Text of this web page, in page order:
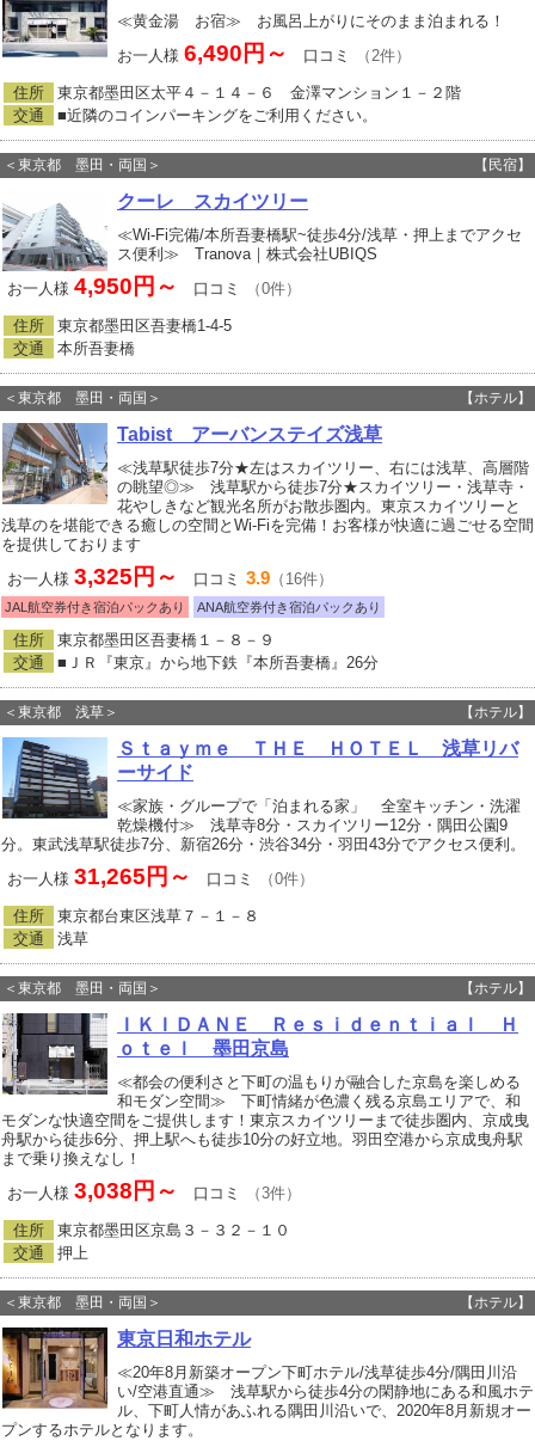
≪黄金湯 お宿≫ お風呂上がりにそのまま泊まれる！
お一人様 6,490円～ 口コミ （2件）
住所
東京都墨田区太平４－１４－６ 金澤マンション１－２階
交通
■近隣のコインパーキングをご利用ください。
＜東京都 墨田・両国＞ 【民宿】
クーレ スカイツリー
≪Wi-Fi完備/本所吾妻橋駅~徒歩4分/浅草・押上までアクセ
ス便利≫ Tranova｜株式会社UBIQS
お一人様 4,950円～ 口コミ （0件）
住所
東京都墨田区吾妻橋1‐4‐5
交通
本所吾妻橋
＜東京都 墨田・両国＞ 【ホテル】
Tabist アーバンステイズ浅草
≪浅草駅徒歩7分★左はスカイツリー、右には浅草、高層階
の眺望◎≫ 浅草駅から徒歩7分★スカイツリー・浅草寺・
花やしきなど観光名所がお散歩圏内。東京スカイツリーと
浅草のを堪能できる癒しの空間とWi-Fiを完備！お客様が快適に過ごせる空間
を提供しております
お一人様 3,325円～ 口コミ 3.9 （16件）
JAL航空券付き宿泊パックあり ANA航空券付き宿泊パックあり
住所
東京都墨田区吾妻橋１－８－９
交通
■ＪＲ『東京』から地下鉄『本所吾妻橋』26分
＜東京都 浅草＞ 【ホテル】
Ｓｔａｙｍｅ ＴＨＥ ＨＯＴＥＬ 浅草リバ
ーサイド
≪家族・グループで「泊まれる家」 全室キッチン・洗濯
乾燥機付≫ 浅草寺8分・スカイツリー12分・隅田公園9
分。東武浅草駅徒歩7分、新宿26分・渋谷34分・羽田43分でアクセス便利。
お一人様 31,265円～ 口コミ （0件）
住所
東京都台東区浅草７－１－８
交通
浅草
＜東京都 墨田・両国＞ 【ホテル】
ＩＫＩＤＡＮＥ Ｒｅｓｉｄｅｎｔｉａｌ Ｈ
ｏｔｅｌ 墨田京島
≪都会の便利さと下町の温もりが融合した京島を楽しめる
和モダン空間≫ 下町情緒が色濃く残る京島エリアで、和
モダンな快適空間をご提供します！東京スカイツリーまで徒歩圏内、京成曳
舟駅から徒歩6分、押上駅へも徒歩10分の好立地。羽田空港から京成曳舟駅
まで乗り換えなし！
お一人様 3,038円～ 口コミ （3件）
住所
東京都墨田区京島３－３２－１０
交通
押上
＜東京都 墨田・両国＞ 【ホテル】
東京日和ホテル
≪20年8月新築オープン下町ホテル/浅草徒歩4分/隅田川沿
い/空港直通≫ 浅草駅から徒歩4分の閑静地にある和風ホテ
ル、下町人情があふれる隅田川沿いで、2020年8月新規オー
プンするホテルとなります。